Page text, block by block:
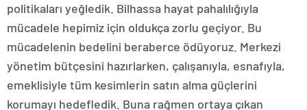
politikaları yeğledik. Bilhassa hayat pahalılığıyla
mücadele hepimiz için oldukça zorlu geçiyor. Bu
mücadelenin bedelini beraberce ödüyoruz. Merkezi
yönetim bütçesini hazırlarken, çalışanıyla, esnafıyla,
emeklisiyle tüm kesimlerin satın alma güçlerini
korumayı hedefledik. Buna rağmen ortaya çıkan